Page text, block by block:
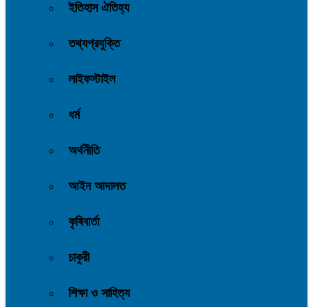
ইতিহাস ঐতিহ্য
তথ্যপ্রযুক্তি
লাইফস্টাইল
ধর্ম
অর্থনীতি
আইন আদালত
কৃষিবার্তা
চাকুরী
শিক্ষা ও সাহিত্য